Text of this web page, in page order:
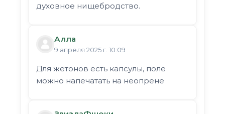
духовное нищебродство.
Алла
9 апреля 2025 г. 10:09
Для жетонов есть капсулы, поле
можно напечатать на неопрене